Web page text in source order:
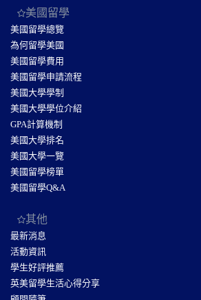
美國留學
美國留學總覽
為何留學美國
美國留學費用
美國留學申請流程
美國大學學制
美國大學學位介紹
GPA計算機制
美國大學排名
美國大學一覽
美國留學榜單
美國留學Q&A
其他
最新消息
活動資訊
學生好評推薦
英美留學生活心得分享